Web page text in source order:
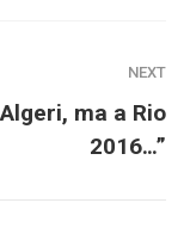
NEXT
ma a Rio
2016…”